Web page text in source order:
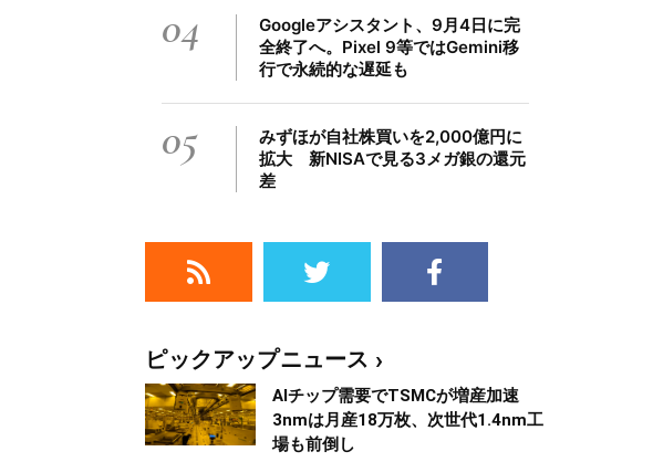
04
Googleアシスタント、9月4日に完
全終了へ。Pixel 9等ではGemini移
行で永続的な遅延も
05
みずほが自社株買いを2,000億円に
拡大 新NISAで見る3メガ銀の還元
差
ピックアップニュース
AIチップ需要でTSMCが増産加速
3nmは月産18万枚、次世代1.4nm工
場も前倒し